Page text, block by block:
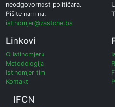
neodgovornost političara.
Pišite nam na:
istinomjer@zastone.ba
Linkovi
O Istinomjeru
Metodologija
Istinomjer tim
Kontakt
IFCN